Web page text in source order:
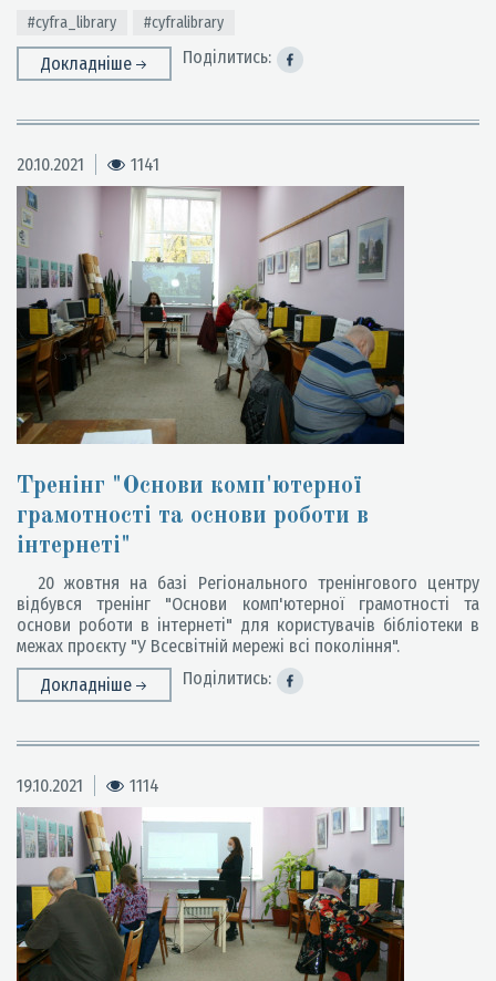
#cyfra_library #cyfralibrary
Докладніше Поділитись:
20.10.2021 1141
Тренінг "Основи комп'ютерної
грамотності та основи роботи в
інтернеті"
20 жовтня на базі Регіонального тренінгового центру
відбувся тренінг "Основи комп'ютерної грамотності та
основи роботи в інтернеті" для користувачів бібліотеки в
межах проєкту "У Всесвітній мережі всі покоління".
Докладніше
Поділитись:
19.10.2021 1114